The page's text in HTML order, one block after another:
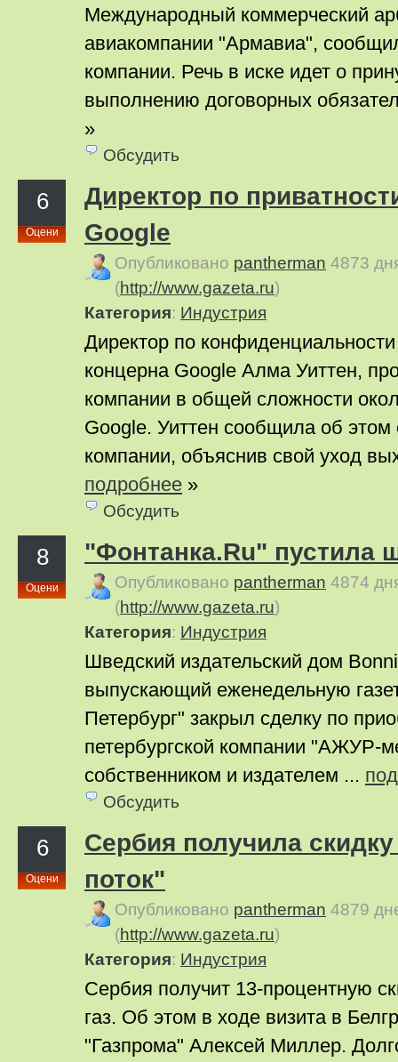
Международный коммерческий
авиакомпании "Армавиа",
компании. Речь в иске идет о
выполнению договорных
»
Обсудить
6
Оцени
Директор по
Google
Опубликовано pantherman 4873
(http://www.gazeta.ru)
Категория: Индустрия
Директор по
концерна Google Алма Уиттен,
компании в общей сложности
Google. Уиттен сообщила об этом
компании, объяснив свой уход
подробнее »
Обсудить
8
Оцени
"Фонтанка.Ru" пустила
Опубликовано pantherman 4874
(http://www.gazeta.ru)
Категория: Индустрия
Шведский издательский дом
выпускающий еженедельную
Петербург" закрыл сделку по
петербургской компании "АЖУР-
собственником и издателем ...
Обсудить
6
Оцени
Сербия получила
поток"
Опубликовано pantherman 4879
(http://www.gazeta.ru)
Категория: Индустрия
Сербия получит 13-процентную
газ. Об этом в ходе визита в
"Газпрома" Алексей Миллер.